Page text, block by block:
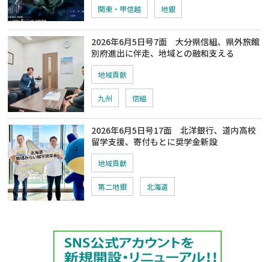
関東・甲信越 地銀
2026年6月5日号7面 大分県信組、県外旅館
別府進出に伴走、地域との融和支える
地域貢献
九州 信組
2026年6月5日号17面 北洋銀行、道内高校
留学支援、寄付もとに奨学金新設
地域貢献
第二地銀 北海道